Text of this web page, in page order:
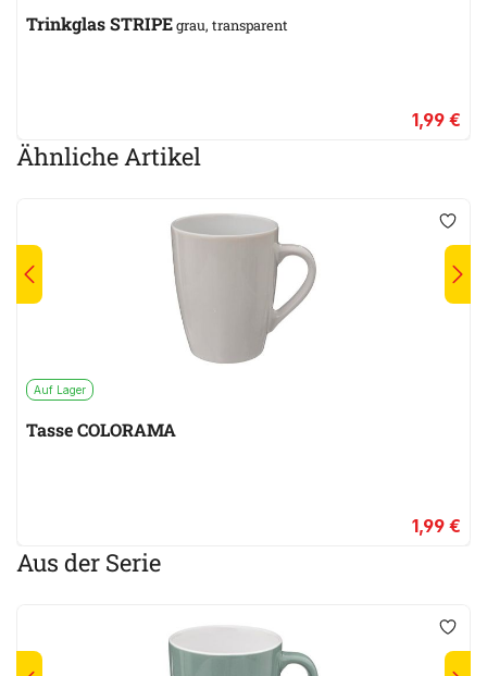
Trinkglas STRIPEgrau, transparent
1,99 €
Ähnliche Artikel
Auf Lager
Tasse COLORAMA
1,99 €
Aus der Serie